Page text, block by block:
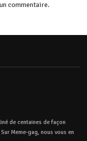
commentaire.
de centaines de façon
Meme-gag, nous vous en